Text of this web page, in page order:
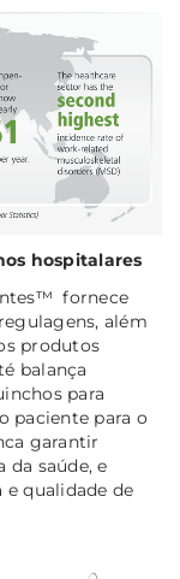
hospitalares
fornece
além
produtos
balança
para
paciente para o
garantir
da saúde, e
qualidade de